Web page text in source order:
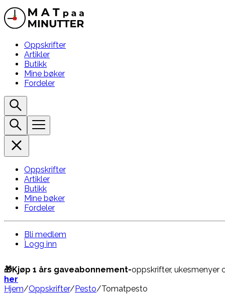
Oppskrifter
Artikler
Butikk
Mine bøker
Fordeler
Oppskrifter
Artikler
Butikk
Mine bøker
Fordeler
Bli medlem
Logg inn
🎁Kjøp 1 års gaveabonnement-oppskrifter,
her
Hjem/Oppskrifter/Pesto/Tomatpesto